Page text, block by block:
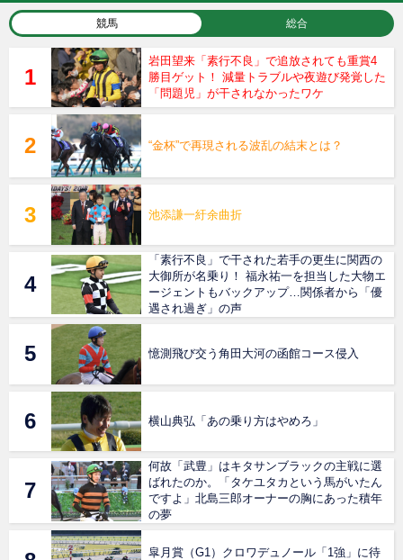
競馬 総合
岩田望来「素行不良」で追放されても重賞4
勝目ゲット！ 減量トラブルや夜遊び発覚した
「問題児」が干されなかったワケ
“金杯”で再現される波乱の結末とは？
池添謙一紆余曲折
「素行不良」で干された若手の更生に関西の
大御所が名乗り！ 福永祐一を担当した大物エ
ージェントもバックアップ…関係者から「優
遇され過ぎ」の声
憶測飛び交う角田大河の函館コース侵入
横山典弘「あの乗り方はやめろ」
何故「武豊」はキタサンブラックの主戦に選
ばれたのか。「タケユタカという馬がいたん
ですよ」北島三郎オーナーの胸にあった積年
の夢
皐月賞（G1）クロワデュノール「1強」に待